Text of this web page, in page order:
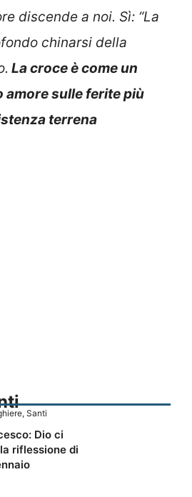
discende a noi. Sì: “La
chinarsi della
La croce è come un
amore sulle ferite più
terrena
, Santi
Dio ci
riflessione di